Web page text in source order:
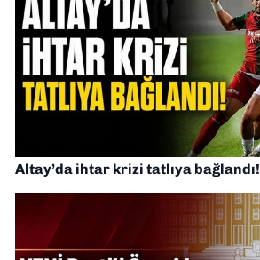
Altay’da ihtar krizi tatlıya bağlandı!